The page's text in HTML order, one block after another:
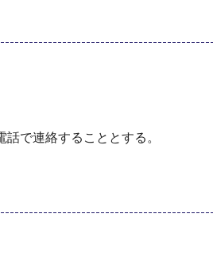
で連絡することとする。